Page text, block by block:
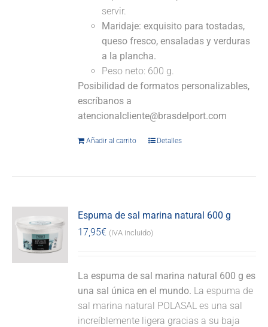
servir.
Maridaje: exquisito para tostadas,
queso fresco, ensaladas y verduras
a la plancha.
Peso neto: 600 g.
Posibilidad de formatos personalizables,
escríbanos a
atencionalcliente@brasdelport.com
Añadir al carrito Detalles
Espuma de sal marina natural 600 g
17,95€ (IVA incluido)
La espuma de sal marina natural 600 g es
una sal única en el mundo. La espuma de
sal marina natural POLASAL es una sal
increíblemente ligera gracias a su baja